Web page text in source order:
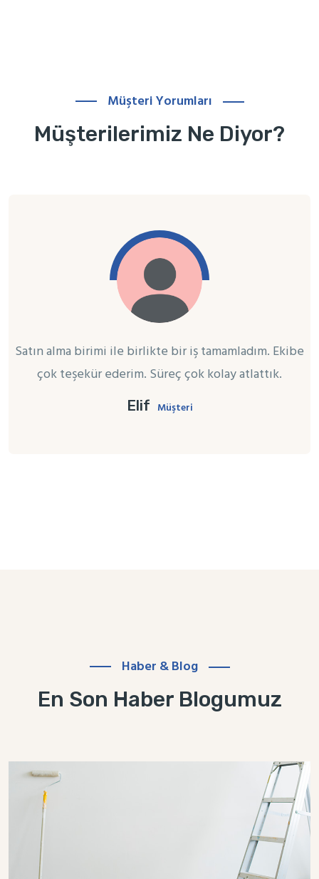
Müşteri Yorumları
Müşterilerimiz Ne Diyor?
Satın alma birimi ile birlikte bir iş tamamladım. Ekibe
çok teşekür ederim. Süreç çok kolay atlattık.
Elif Müşteri
Haber & Blog
En Son Haber Blogumuz